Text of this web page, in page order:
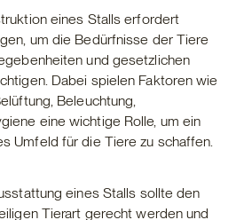
eines Stalls erfordert
um die Bedürfnisse der Tiere
und gesetzlichen
Dabei spielen Faktoren wie
Beleuchtung,
eine wichtige Rolle, um ein
Umfeld für die Tiere zu schaffen.
eines Stalls sollte den
Tierart gerecht werden und